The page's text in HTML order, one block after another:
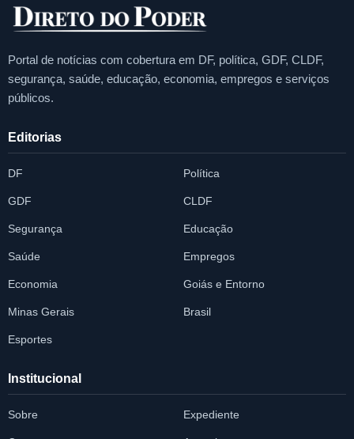
Portal de notícias com cobertura em DF, política, GDF, CLDF,
segurança, saúde, educação, economia, empregos e serviços
públicos.
Editorias
DF Política
GDF CLDF
Segurança Educação
Saúde Empregos
Economia Goiás e Entorno
Minas Gerais Brasil
Esportes
Institucional
Sobre Expediente